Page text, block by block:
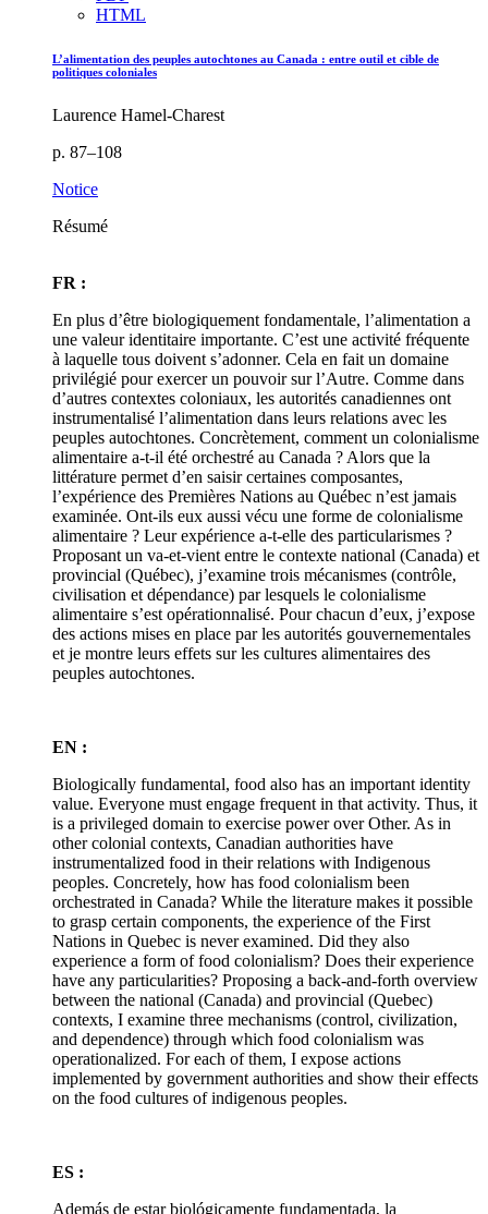
HTML
L’alimentation des peuples autochtones au Canada : entre outil et cible de
politiques coloniales
Laurence Hamel-Charest
p. 87–108
Notice
Résumé
FR :
En plus d’être biologiquement fondamentale, l’alimentation a
une valeur identitaire importante. C’est une activité fréquente
à laquelle tous doivent s’adonner. Cela en fait un domaine
privilégié pour exercer un pouvoir sur l’Autre. Comme dans
d’autres contextes coloniaux, les autorités canadiennes ont
instrumentalisé l’alimentation dans leurs relations avec les
peuples autochtones. Concrètement, comment un colonialisme
alimentaire a-t-il été orchestré au Canada ? Alors que la
littérature permet d’en saisir certaines composantes,
l’expérience des Premières Nations au Québec n’est jamais
examinée. Ont-ils eux aussi vécu une forme de colonialisme
alimentaire ? Leur expérience a-t-elle des particularismes ?
Proposant un va-et-vient entre le contexte national (Canada) et
provincial (Québec), j’examine trois mécanismes (contrôle,
civilisation et dépendance) par lesquels le colonialisme
alimentaire s’est opérationnalisé. Pour chacun d’eux, j’expose
des actions mises en place par les autorités gouvernementales
et je montre leurs effets sur les cultures alimentaires des
peuples autochtones.
EN :
Biologically fundamental, food also has an important identity
value. Everyone must engage frequent in that activity. Thus, it
is a privileged domain to exercise power over Other. As in
other colonial contexts, Canadian authorities have
instrumentalized food in their relations with Indigenous
peoples. Concretely, how has food colonialism been
orchestrated in Canada? While the literature makes it possible
to grasp certain components, the experience of the First
Nations in Quebec is never examined. Did they also
experience a form of food colonialism? Does their experience
have any particularities? Proposing a back-and-forth overview
between the national (Canada) and provincial (Quebec)
contexts, I examine three mechanisms (control, civilization,
and dependence) through which food colonialism was
operationalized. For each of them, I expose actions
implemented by government authorities and show their effects
on the food cultures of indigenous peoples.
ES :
Además de estar biológicamente fundamentada, la